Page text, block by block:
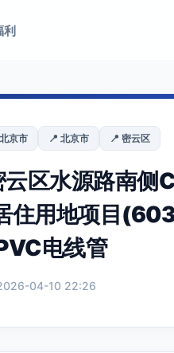
利
京市 📍 北京市 📍 密云区
云区水源路南
住用地项目
电线管
04-10 22:26